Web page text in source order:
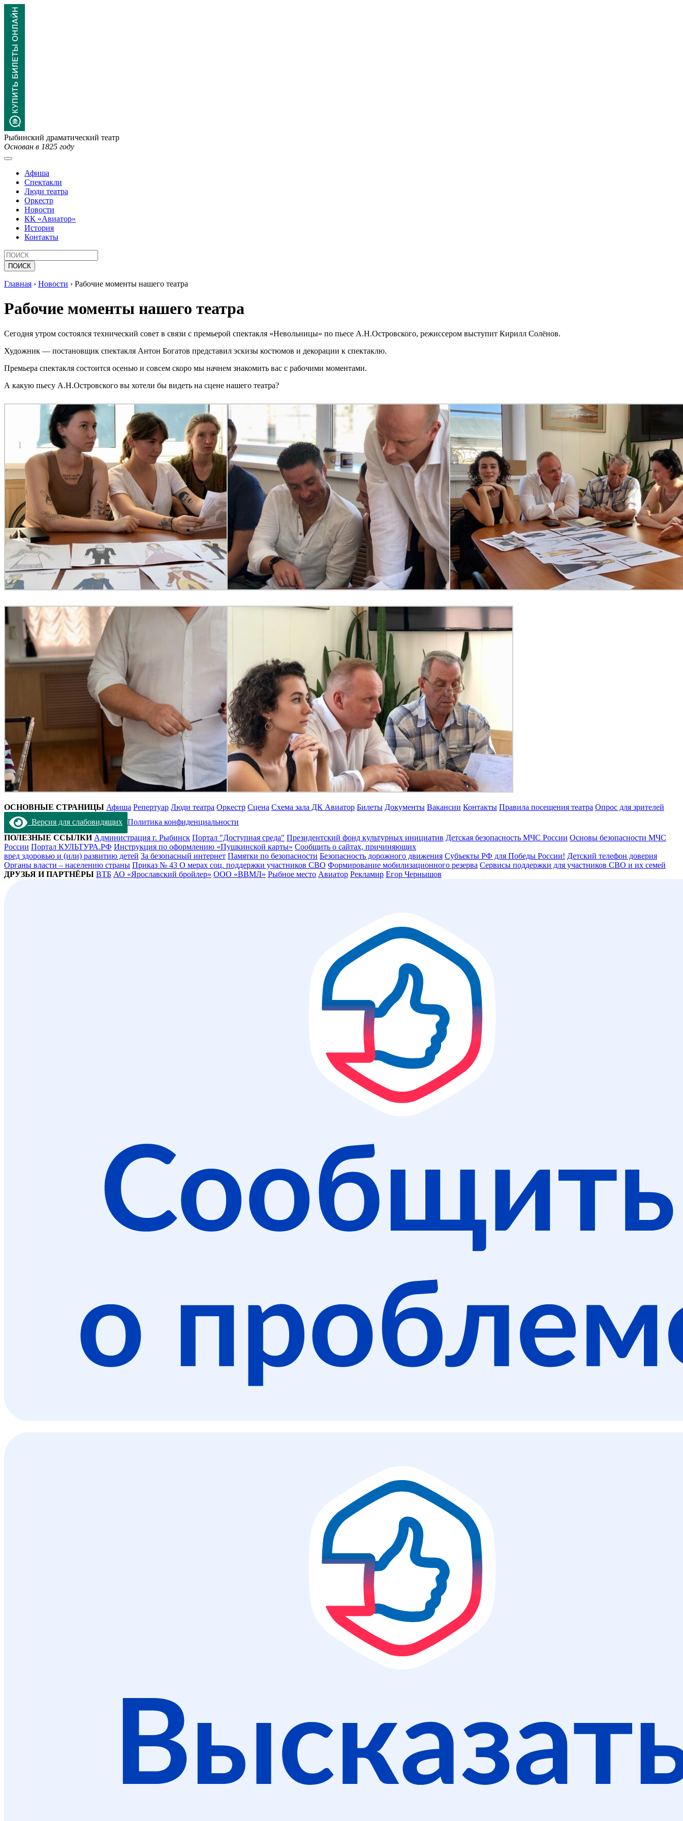
Рыбинский драматический театр
Основан в 1825 году
Афиша
Спектакли
Люди театра
Оркестр
Новости
КК «Авиатор»
История
Контакты
Главная › Новости › Рабочие моменты нашего театра
Рабочие моменты нашего театра
Сегодня утром состоялся технический совет в связи с премьерой спектакля «Невольницы» по пьесе А.Н.Островского, режиссером выступит Кирилл Солёнов.
Художник — постановщик спектакля Антон Богатов представил эскизы костюмов и декорации к спектаклю.
Премьера спектакля состоится осенью и совсем скоро мы начнем знакомить вас с рабочими моментами.
А какую пьесу А.Н.Островского вы хотели бы видеть на сцене нашего театра?
ОСНОВНЫЕ СТРАНИЦЫ Афиша Репертуар Люди театра Оркестр Сцена Схема зала ДК Авиатор Билеты Документы Вакансии Контакты Правила посещения театра Опрос для зрителей
Версия для слабовидящих Политика конфиденциальности
ПОЛЕЗНЫЕ ССЫЛКИ Администрация г. Рыбинск Портал "Доступная среда" Президентский фонд культурных инициатив Детская безопасность МЧС России Основы безопасности МЧС
России Портал КУЛЬТУРА.РФ Инструкция по оформлению «Пушкинской карты» Сообщить о сайтах, причиняющих
вред здоровью и (или) развитию детей За безопасный интернет Памятки по безопасности Безопасность дорожного движения Субъекты РФ для Победы России! Детский телефон доверия
Органы власти – населению страны Приказ № 43 О мерах соц. поддержки участников СВО Формирование мобилизационного резерва Сервисы поддержки для участников СВО и их семей
ДРУЗЬЯ И ПАРТНЁРЫ ВТБ АО «Ярославский бройлер» ООО «ВВМЛ» Рыбное место Авиатор Рекламир Егор Чернышов